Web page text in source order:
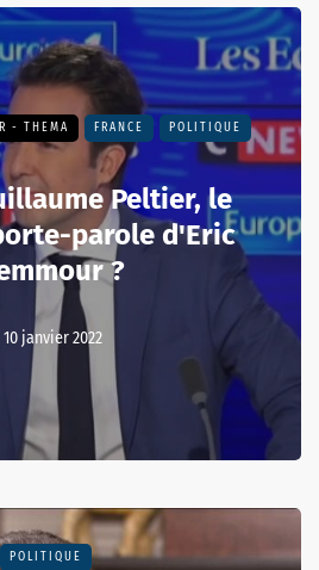
- THEMA FRANCE POLITIQUE
Peltier, le
parole d'Eric
?
10 janvier 2022
POLITIQUE